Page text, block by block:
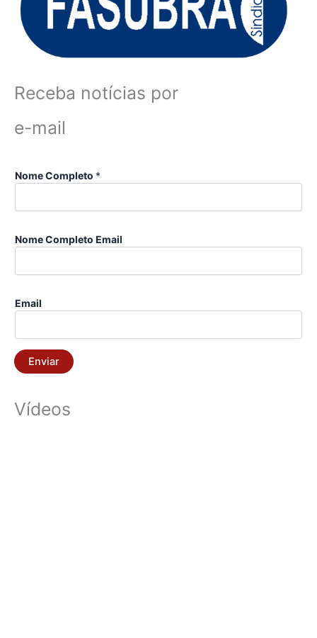
Receba notícias por
e-mail
Nome Completo *
Nome Completo Email
Email
Enviar
Vídeos